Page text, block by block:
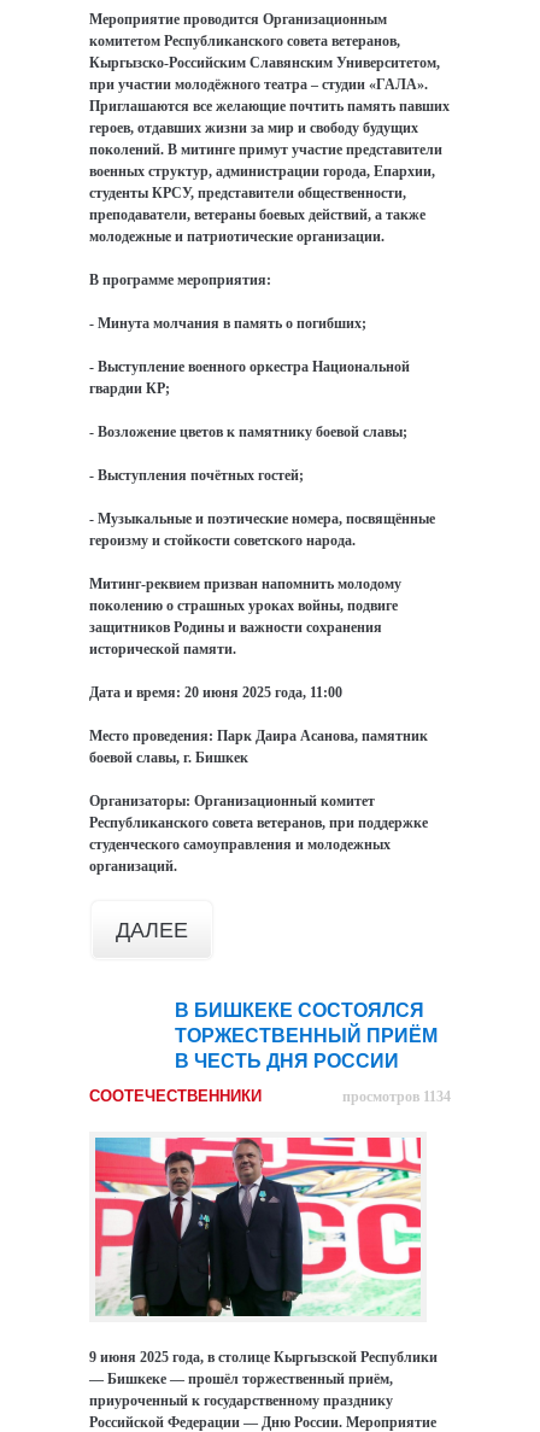
Мероприятие проводится Организационным
комитетом Республиканского совета ветеранов,
Кыргызско-Российским Славянским Университетом,
при участии молодёжного театра – студии «ГАЛА».
Приглашаются все желающие почтить память павших
героев, отдавших жизни за мир и свободу будущих
поколений. В митинге примут участие представители
военных структур, администрации города, Епархии,
студенты КРСУ, представители общественности,
преподаватели, ветераны боевых действий, а также
молодежные и патриотические организации.
В программе мероприятия:
- Минутa молчания в память о погибших;
- Выступление военного оркестра Национальной
гвардии КР;
- Возложение цветов к памятнику боевой славы;
- Выступления почётных гостей;
- Музыкальные и поэтические номера, посвящённые
героизму и стойкости советского народа.
Митинг-реквием призван напомнить молодому
поколению о страшных уроках войны, подвиге
защитников Родины и важности сохранения
исторической памяти.
Дата и время: 20 июня 2025 года, 11:00
Место проведения: Парк Даира Асанова, памятник
боевой славы, г. Бишкек
Организаторы: Организационный комитет
Республиканского совета ветеранов, при поддержке
студенческого самоуправления и молодежных
организаций.
ДАЛЕЕ
В БИШКЕКЕ СОСТОЯЛСЯ
ТОРЖЕСТВЕННЫЙ ПРИЁМ
В ЧЕСТЬ ДНЯ РОССИИ
СООТЕЧЕСТВЕННИКИ просмотров 1134
9 июня 2025 года, в столице Кыргызской Республики
— Бишкеке — прошёл торжественный приём,
приуроченный к государственному празднику
Российской Федерации — Дню России. Мероприятие